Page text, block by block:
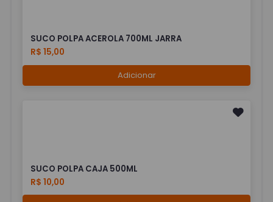
SUCO POLPA ACEROLA 700ML JARRA
R$ 15,00
Adicionar
SUCO POLPA CAJA 500ML
R$ 10,00